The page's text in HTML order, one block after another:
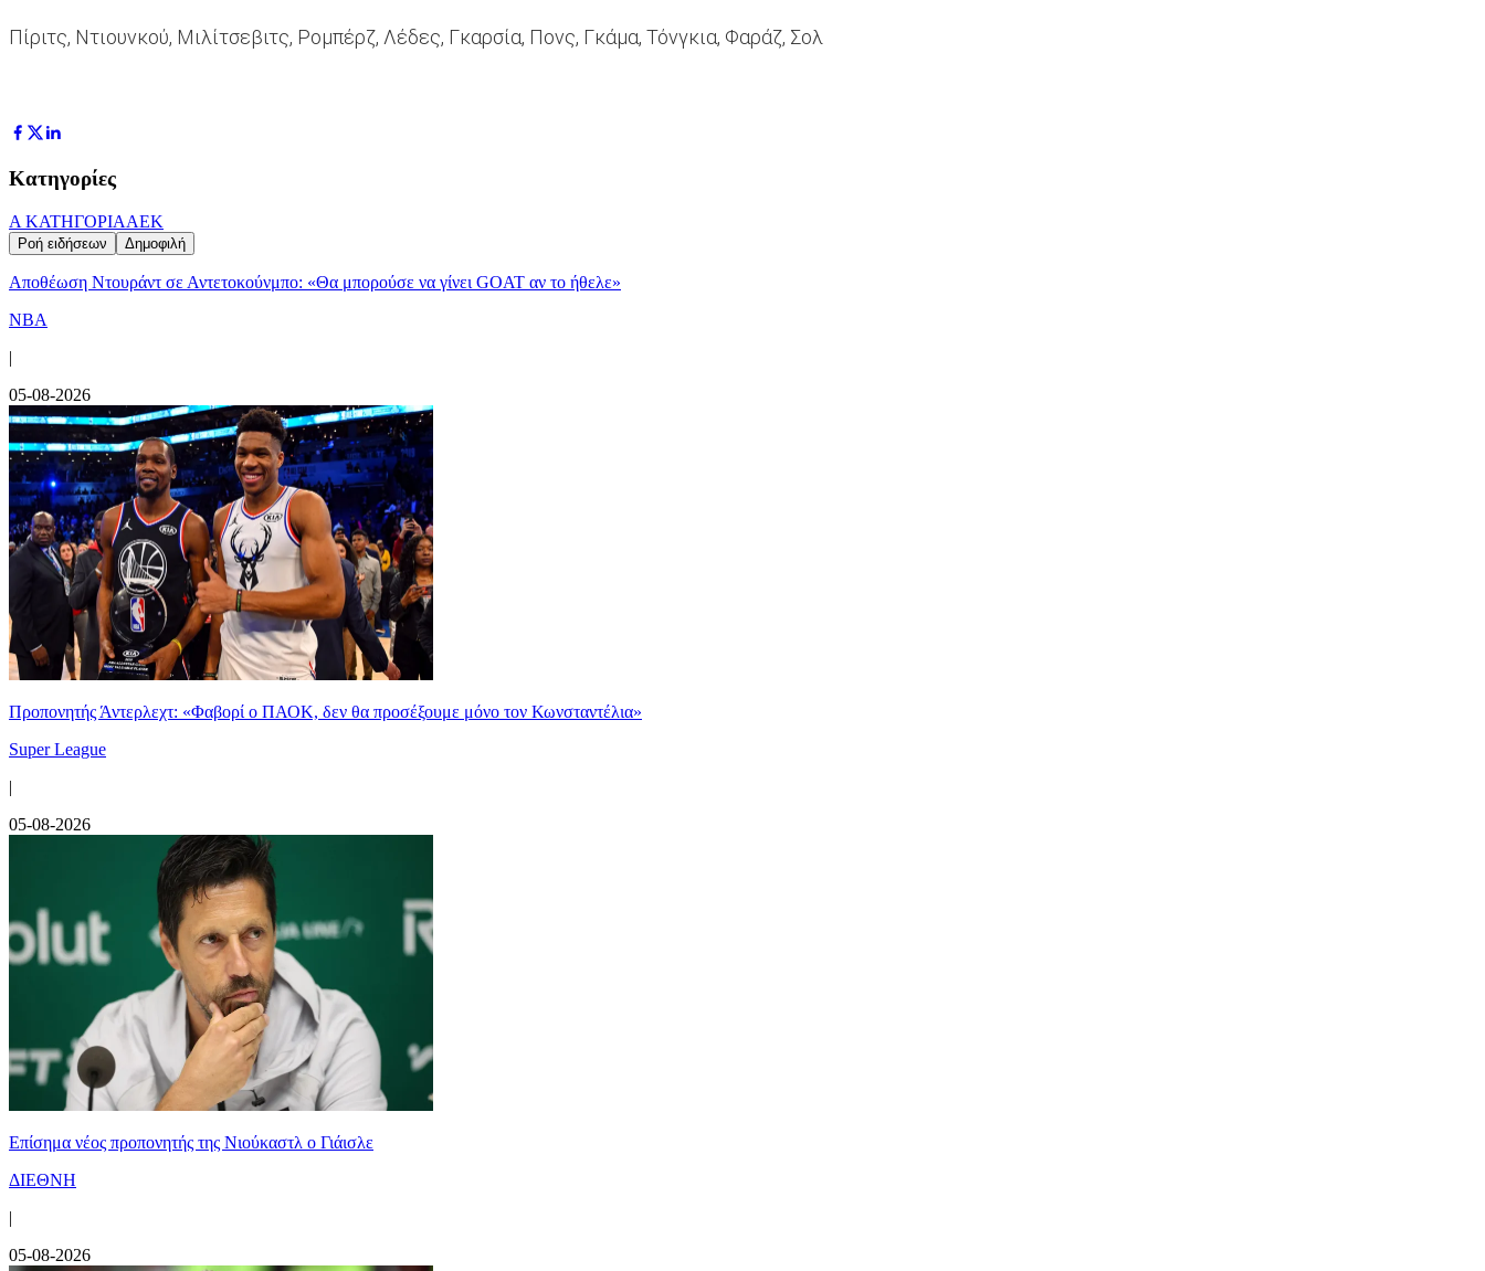
Πίριτς, Ντιουνκού, Μιλίτσεβιτς, Ρομπέρζ, Λέδες, Γκαρσία, Πονς, Γκάμα, Τόνγκια, Φαράζ, Σολ
Κατηγορίες
Α ΚΑΤΗΓΟΡΙΑΑΕΚ
Ροή ειδήσεων Δημοφιλή
Αποθέωση Ντουράντ σε Αντετοκούνμπο: «Θα μπορούσε να γίνει GOAT αν το ήθελε»
NBA
|
05-08-2026
Προπονητής Άντερλεχτ: «Φαβορί ο ΠΑΟΚ, δεν θα προσέξουμε μόνο τον Κωνσταντέλια»
Super League
|
05-08-2026
Επίσημα νέος προπονητής της Νιούκαστλ ο Γιάισλε
ΔΙΕΘΝΗ
|
05-08-2026